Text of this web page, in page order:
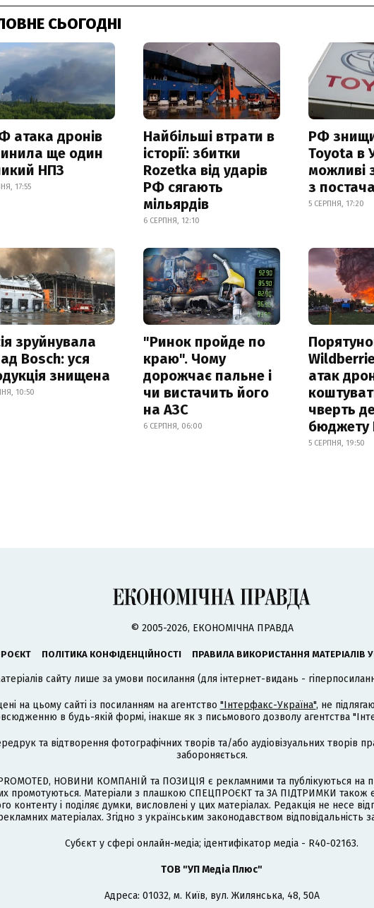
СЬОГОДНІ
атака дронів
ще один
НПЗ
17:55
Найбільші втрати в
історії: збитки
Rozetka від ударів
РФ сягають
мільярдів
6 СЕРПНЯ, 12:10
РФ
Toyota в
можливі
з
5 СЕРПНЯ, 17:20
зруйнувала
Bosch: уся
знищена
10:50
"Ринок пройде по
краю". Чому
дорожчає пальне і
чи вистачить його
на АЗС
6 СЕРПНЯ, 06:00
атак
чверть
5 СЕРПНЯ, 19:50
© 2005-2026, ЕКОНОМІЧНА ПРАВДА
ПОЛІТИКА КОНФІДЕНЦІЙНОСТІ ПРАВИЛА ВИКОРИСТАННЯ МАТЕРІАЛІВ
сайту лише за умови посилання (для інтернет-видань -
на цьому сайті із посиланням на агентство "Інтерфакс-Україна", не
в будь-якій формі, інакше як з письмового дозволу агентства
та відтворення фотографічних творів та/або аудіовізуальних творів
забороняється.
НОВИНИ КОМПАНІЙ та ПОЗИЦІЯ є рекламними та публікуються на
промотуються. Матеріали з плашкою СПЕЦПРОЄКТ та ЗА ПІДТРИМКИ також
контенту і поділяє думки, висловлені у цих матеріалах. Редакція не несе
матеріалах. Згідно з українським законодавством відповідальність
Cубєкт у сфері онлайн-медіа; ідентифікатор медіа - R40-02163.
ТОВ "УП Медіа Плюс"
Адреса: 01032, м. Київ, вул. Жилянська, 48, 50А